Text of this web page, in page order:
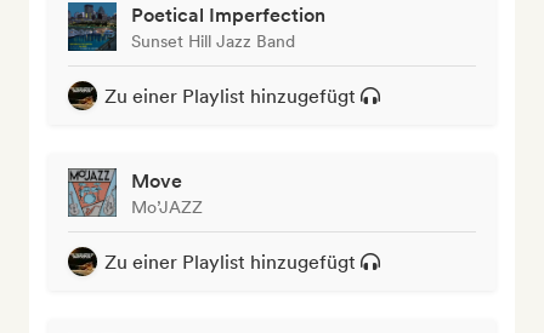
Poetical Imperfection
Sunset Hill Jazz Band
Zu einer Playlist hinzugefügt
Move
Mo’JAZZ
Zu einer Playlist hinzugefügt